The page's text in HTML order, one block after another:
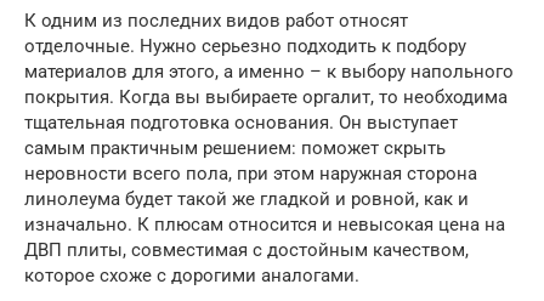
К одним из последних видов работ относят
отделочные. Нужно серьезно подходить к подбору
материалов для этого, а именно – к выбору напольного
покрытия. Когда вы выбираете оргалит, то необходима
тщательная подготовка основания. Он выступает
самым практичным решением: поможет скрыть
неровности всего пола, при этом наружная сторона
линолеума будет такой же гладкой и ровной, как и
изначально. К плюсам относится и невысокая цена на
ДВП плиты, совместимая с достойным качеством,
которое схоже с дорогими аналогами.